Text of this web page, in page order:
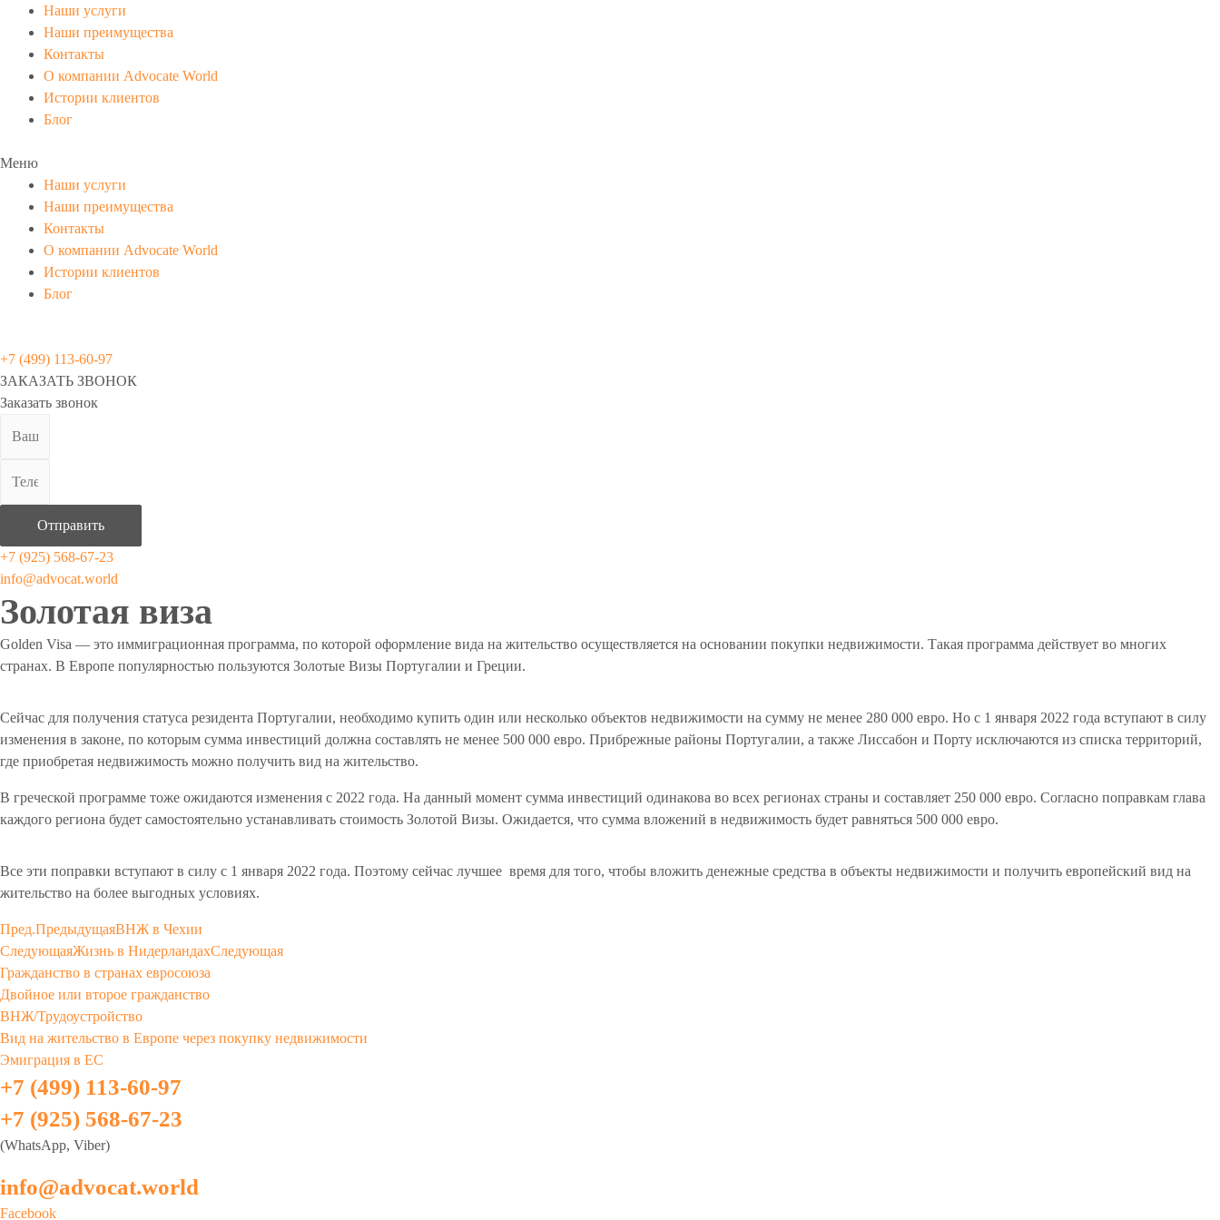
Наши услуги
Наши преимущества
Контакты
О компании Advocate World
Истории клиентов
Блог
Меню
Наши услуги
Наши преимущества
Контакты
О компании Advocate World
Истории клиентов
Блог
+7 (499) 113-60-97
ЗАКАЗАТЬ ЗВОНОК
Заказать звонок
Отправить
+7 (925) 568-67-23
info@advocat.world
Золотая виза
Golden Visa — это иммиграционная программа, по которой оформление вида на жительство осуществляется на основании покупки недвижимости. Такая программа действует во многих
странах. В Европе популярностью пользуются Золотые Визы Португалии и Греции.
Сейчас для получения статуса резидента Португалии, необходимо купить один или несколько объектов недвижимости на сумму не менее 280 000 евро. Но с 1 января 2022 года вступают в силу
изменения в законе, по которым сумма инвестиций должна составлять не менее 500 000 евро. Прибрежные районы Португалии, а также Лиссабон и Порту исключаются из списка территорий,
где приобретая недвижимость можно получить вид на жительство.
В греческой программе тоже ожидаются изменения с 2022 года. На данный момент сумма инвестиций одинакова во всех регионах страны и составляет 250 000 евро. Согласно поправкам глава
каждого региона будет самостоятельно устанавливать стоимость Золотой Визы. Ожидается, что сумма вложений в недвижимость будет равняться 500 000 евро.
Все эти поправки вступают в силу с 1 января 2022 года. Поэтому сейчас лучшее время для того, чтобы вложить денежные средства в объекты недвижимости и получить европейский вид на
жительство на более выгодных условиях.
Пред.ПредыдущаяВНЖ в Чехии
СледующаяЖизнь в НидерландахСледующая
Гражданство в странах евросоюза
Двойное или второе гражданство
ВНЖ/Трудоустройство
Вид на жительство в Европе через покупку недвижимости
Эмиграция в ЕС
+7 (499) 113-60-97
+7 (925) 568-67-23
(WhatsApp, Viber)
info@advocat.world
Facebook